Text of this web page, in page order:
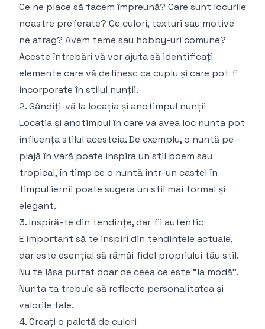
Ce ne place să facem împreună? Care sunt locurile
noastre preferate? Ce culori, texturi sau motive
ne atrag? Avem teme sau hobby-uri comune?
Aceste întrebări vă vor ajuta să identificați
elemente care vă definesc ca cuplu și care pot fi
incorporate în stilul nunții.
2. Gândiți-vă la locația și anotimpul nunții
Locația și anotimpul în care va avea loc nunta pot
influența stilul acesteia. De exemplu, o nuntă pe
plajă în vară poate inspira un stil boem sau
tropical, în timp ce o nuntă într-un castel în
timpul iernii poate sugera un stil mai formal și
elegant.
3. Inspiră-te din tendințe, dar fii autentic
E important să te inspiri din tendințele actuale,
dar este esențial să rămâi fidel propriului tău stil.
Nu te lăsa purtat doar de ceea ce este "la modă".
Nunta ta trebuie să reflecte personalitatea și
valorile tale.
4. Creați o paletă de culori